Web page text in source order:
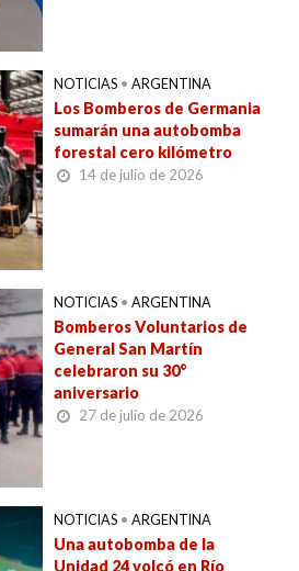
NOTICIAS • ARGENTINA
Los Bomberos de Germania
sumarán una autobomba
forestal cero kilómetro
14 de julio de 2026
NOTICIAS • ARGENTINA
Bomberos Voluntarios de
General San Martín
celebraron su 30°
aniversario
27 de julio de 2026
NOTICIAS • ARGENTINA
Una autobomba de la
Unidad 24 volcó en Río